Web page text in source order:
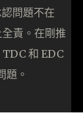
問題不在
責。在剛推
TDC 和 EDC
題。